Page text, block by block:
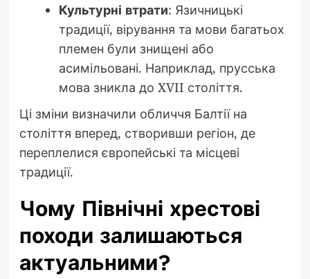
Культурні втрати: Язичницькі
традиції, вірування та мови багатьох
племен були знищені або
асимільовані. Наприклад, прусська
мова зникла до XVII століття.
Ці зміни визначили обличчя Балтії на
століття вперед, створивши регіон, де
переплелися європейські та місцеві
традиції.
Чому Північні хрестові
походи залишаються
актуальними?